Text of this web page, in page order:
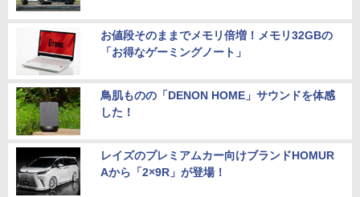
お値段そのままでメモリ倍増！メモリ32GBの
「お得なゲーミングノート」
鳥肌ものの「DENON HOME」サウンドを体感
した！
レイズのプレミアムカー向けブランドHOMUR
Aから「2×9R」が登場！